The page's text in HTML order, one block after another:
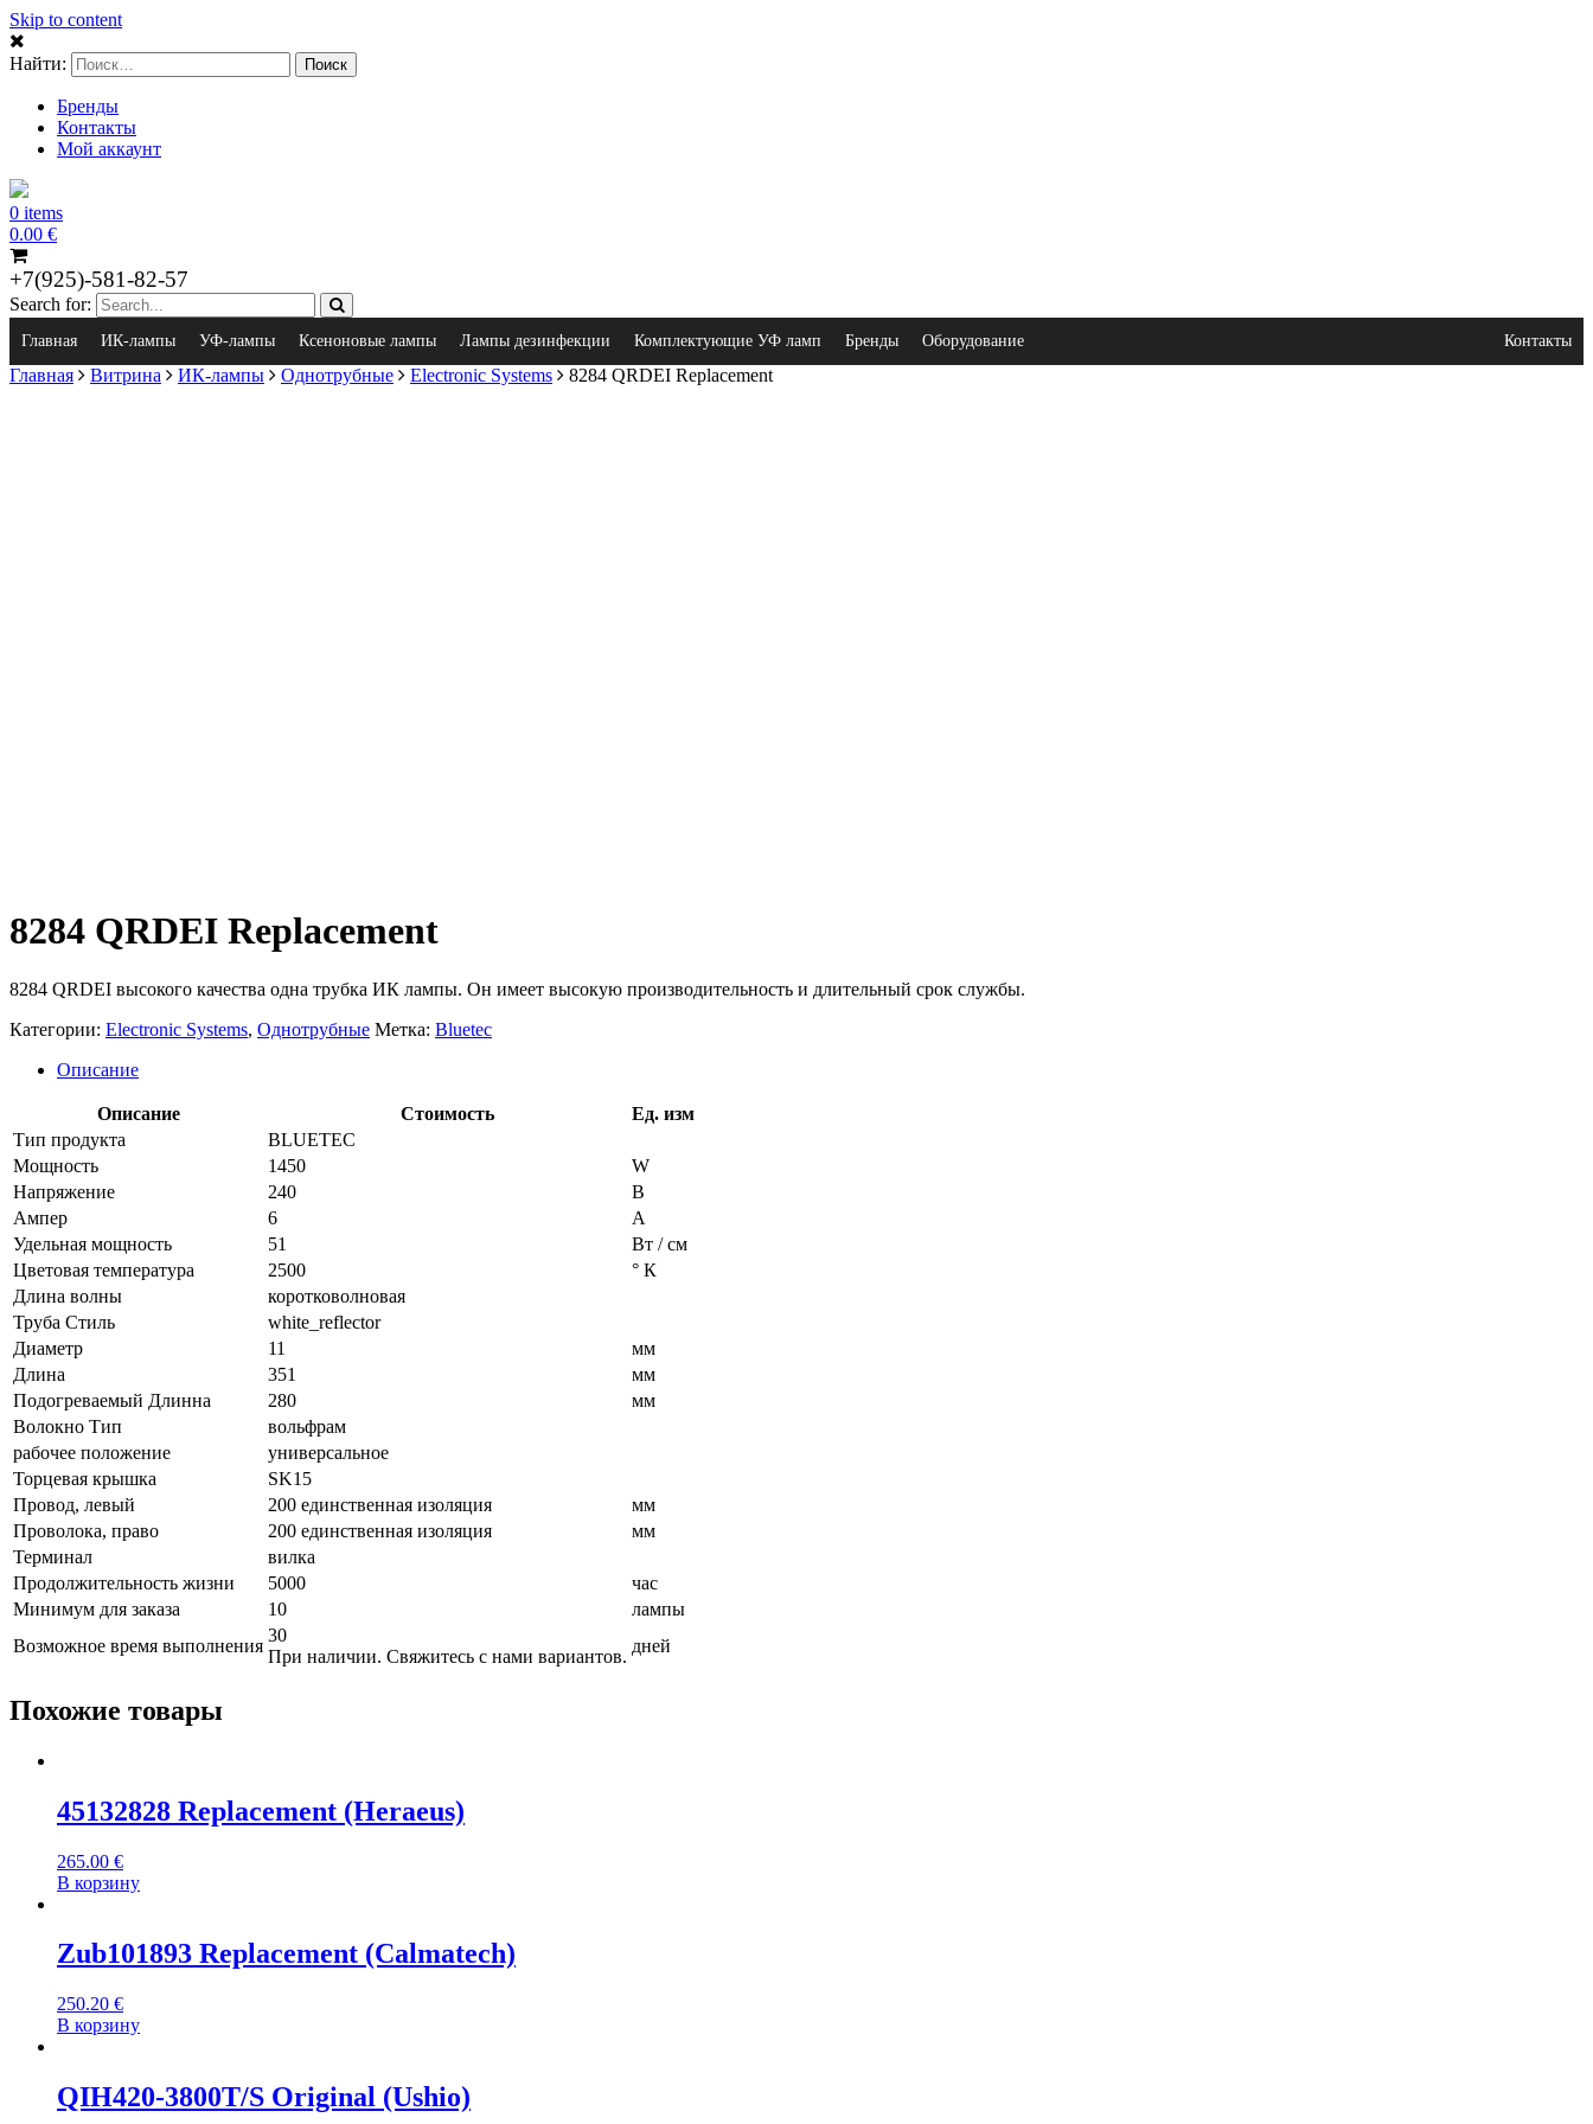
Skip to content
Найти:
Бренды
Контакты
Мой аккаунт
0 items
0.00 €
+7(925)-581-82-57
Search for:
Главная ИК-лампы УФ-лампы Ксеноновые лампы Лампы дезинфекции Комплектующие УФ ламп Бренды Оборудование Контакты
Главная Витрина ИК-лампы Однотрубные Electronic Systems 8284 QRDEI Replacement
8284 QRDEI Replacement
8284 QRDEI высокого качества одна трубка ИК лампы. Он имеет высокую производительность и длительный срок службы.
Категории: Electronic Systems, Однотрубные Метка: Bluetec
Описание
Описание Стоимость
Ед. изм
Тип продукта
BLUETEC
Мощность
1450
W
Напряжение
240
В
Ампер
6
A
Удельная мощность
51
Вт / см
Цветовая температура
2500
° К
Длина волны
коротковолновая
Труба Стиль
white_reflector
Диаметр
11
мм
Длина
351
мм
Подогреваемый Длинна
280
мм
Волокно Тип
вольфрам
рабочее положение
универсальное
Торцевая крышка
SK15
Провод, левый
200 единственная изоляция
мм
Проволока, право
200 единственная изоляция
мм
Терминал
вилка
Продолжительность жизни
5000
час
Минимум для заказа
10
лампы
Возможное время выполнения
30
При наличии. Свяжитесь с нами вариантов.
дней
Похожие товары
45132828 Replacement (Heraeus)
265.00 €
В корзину
Zub101893 Replacement (Calmatech)
250.20 €
В корзину
QIH420-3800T/S Original (Ushio)